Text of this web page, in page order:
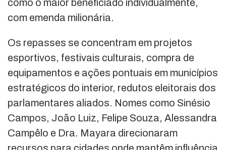
como o maior beneficiado individualmente,
com emenda milionária.
Os repasses se concentram em projetos
esportivos, festivais culturais, compra de
equipamentos e ações pontuais em municípios
estratégicos do interior, redutos eleitorais dos
parlamentares aliados. Nomes como Sinésio
Campos, João Luiz, Felipe Souza, Alessandra
Campêlo e Dra. Mayara direcionaram